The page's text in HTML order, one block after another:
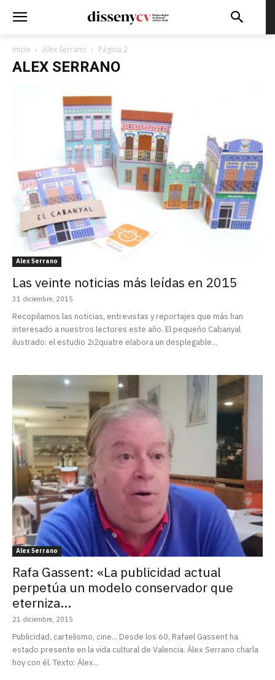
Inicio Alex Serrano Página 2
ALEX SERRANO
Alex Serrano
Las veinte noticias más leídas en 2015
31 diciembre, 2015
Recopilamos las noticias, entrevistas y reportajes que más han
interesado a nuestros lectores este año. El pequeño Cabanyal
ilustrado: el estudio 2i2quatre elabora un desplegable...
Alex Serrano
Rafa Gassent: «La publicidad actual
perpetúa un modelo conservador que
eterniza...
21 diciembre, 2015
Publicidad, cartelismo, cine... Desde los 60, Rafael Gassent ha
estado presente en la vida cultural de Valencia. Álex Serrano charla
hoy con él. Texto: Álex...